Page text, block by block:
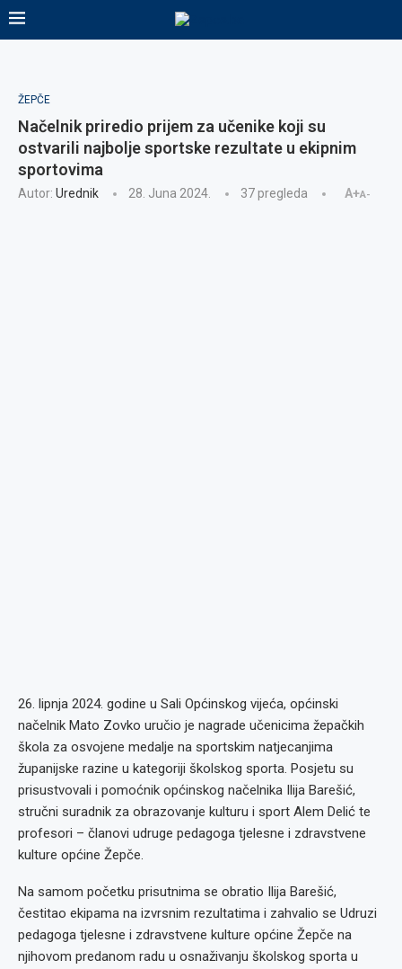
ŽEPČE
Načelnik priredio prijem za učenike koji su
ostvarili najbolje sportske rezultate u ekipnim
sportovima
Autor: Urednik 28. Juna 2024. 37pregleda A+A-
26. lipnja 2024. godine u Sali Općinskog vijeća, općinski
načelnik Mato Zovko uručio je nagrade učenicima žepačkih
škola za osvojene medalje na sportskim natjecanjima
županijske razine u kategoriji školskog sporta. Posjetu su
prisustvovali i pomoćnik općinskog načelnika Ilija Barešić,
stručni suradnik za obrazovanje kulturu i sport Alem Delić te
profesori – članovi udruge pedagoga tjelesne i zdravstvene
kulture općine Žepče.
Na samom početku prisutnima se obratio Ilija Barešić,
čestitao ekipama na izvrsnim rezultatima i zahvalio se Udruzi
pedagoga tjelesne i zdravstvene kulture općine Žepče na
njihovom predanom radu u osnaživanju školskog sporta u